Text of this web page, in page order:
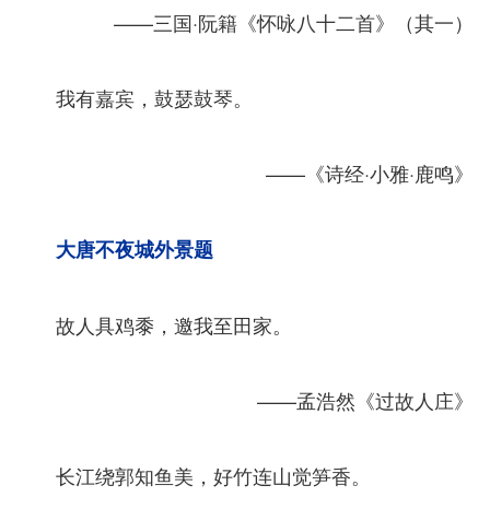
——三国·阮籍《怀咏八十二首》（其一）
我有嘉宾，鼓瑟鼓琴。
——《诗经·小雅·鹿鸣》
大唐不夜城外景题
故人具鸡黍，邀我至田家。
——孟浩然《过故人庄》
长江绕郭知鱼美，好竹连山觉笋香。